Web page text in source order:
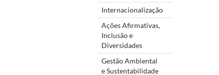
Internacionalização
Ações Afirmativas,
Inclusão e
Diversidades
Gestão Ambiental
e Sustentabilidade